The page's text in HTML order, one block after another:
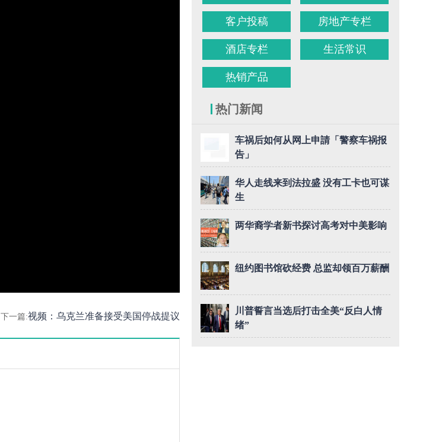
下一篇:视频：乌克兰准备接受美国停战提议
客户投稿 房地产专栏
酒店专栏 生活常识
热销产品
热门新闻
车祸后如何从网上申請「警察车祸报
告」
华人走线来到法拉盛 没有工卡也可谋
生
两华裔学者新书探讨高考对中美影响
纽约图书馆砍经费 总监却领百万薪酬
川普誓言当选后打击全美“反白人情
绪”